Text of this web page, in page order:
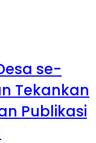
se-
Tekankan
Publikasi